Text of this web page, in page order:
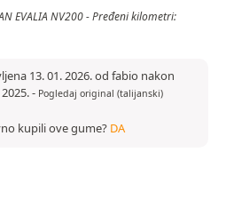
EVALIA NV200 - Pređeni kilometri:
13. 01. 2026. od fabio nakon
- Pogledaj original (talijanski)
kupili ove gume? DA